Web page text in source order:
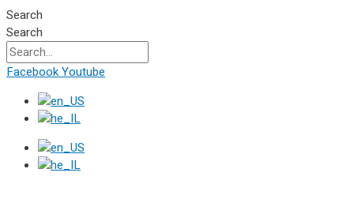
Skip
to
content
Search
Search
FacebookYoutube